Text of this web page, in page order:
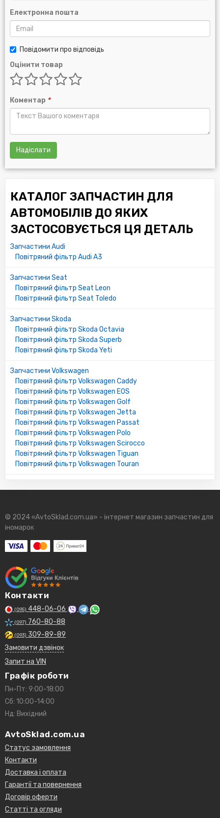
Електронна пошта
Повідомити про відповідь
Оцінити товар
Коментар *
Надіслати
КАТАЛОГ ЗАПЧАСТИН ДЛЯ
АВТОМОБІЛІВ ДО ЯКИХ
ЗАСТОСОВУЄТЬСЯ ЦЯ ДЕТАЛЬ
Запчастини Audi
Повітряний фільтр Audi A3
Запчастини Seat
Повітряний фільтр Seat Leon
Повітряний фільтр Seat Toledo
Запчастини Skoda
Повітряний фільтр Skoda Octavia
Повітряний фільтр Skoda Superb
Повітряний фільтр Skoda Yeti
Запчастини Volkswagen
Повітряний фільтр Volkswagen Caddy
Повітряний фільтр Volkswagen EOS
Повітряний фільтр Volkswagen Golf
Повітряний фільтр Volkswagen Jetta
Повітряний фільтр Volkswagen Passat
Повітряний фільтр Volkswagen Polo
Повітряний фільтр Volkswagen Scirocco
Повітряний фільтр Volkswagen Tiguan
Повітряний фільтр Volkswagen Touran
© 2024 «AvtoSklad.com.ua» - інтернет магазин запчастин для
іномарок
Контакти
(095) 448-06-06
(097) 760-80-88
(093) 309-89-89
Замовити дзвінок
Запит на VIN
Графік роботи
Пн-Пт: 9:00-18:00
Сб: 10:00-14:00
Нд: Вихідний
AvtoSklad.com.ua
Статус замовлення
Контакти
Доставка і оплата
Гарантії та повернення
Договір оферти
Статті та огляди